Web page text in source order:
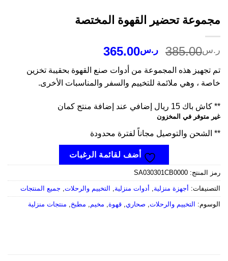
تحضير القهوة المختصة
385.00 السعر
الأصلي
هو:
ر.س385.00.
ر.س365.00السعر
الحالي
هو:
ر.س365.00.
تجهيز هذه المجموعة من أدوات صنع القهوة بحقيبة تخزين
، وهي ملائمة للتخييم والسفر والمناسبات الأخرى.
15 ريال إضافي عند إضافة منتج كمان
متوفر في المخزون
والتوصيل مجاناً لفترة محدودة
أضف لقائمة الرغبات
المنتج:SA030301CB0000
أجهزة منزلية,أدوات منزلية,التخييم والرحلات ,جميع المنتجات
التخييم والرحلات ,صحاري,قهوة ,مخيم ,مطبخ ,منتجات منزلية